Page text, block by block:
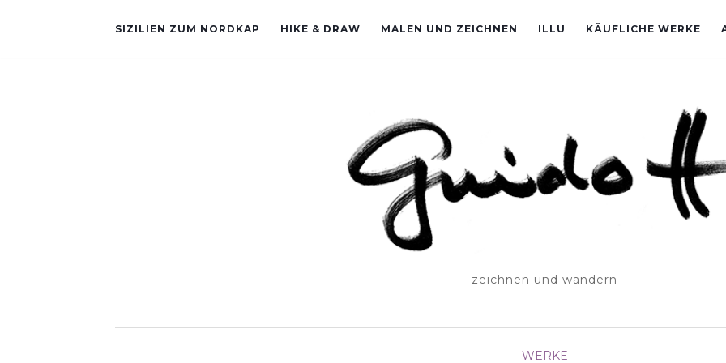
SIZILIEN ZUM NORDKAP HIKE & DRAW MALEN UND ZEICHNEN ILLU KÄUFLICHE WERKE
zeichnen und wandern
WERKE